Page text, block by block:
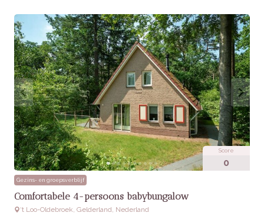
Score
0
Gezins- en groepsverblijf
Comfortabele 4-persoons babybungalow
‘t Loo-Oldebroek, Gelderland, Nederland